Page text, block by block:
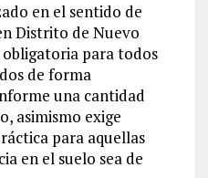
en el sentido de
Distrito de Nuevo
para todos
de forma
una cantidad
asimismo exige
para aquellas
en el suelo sea de